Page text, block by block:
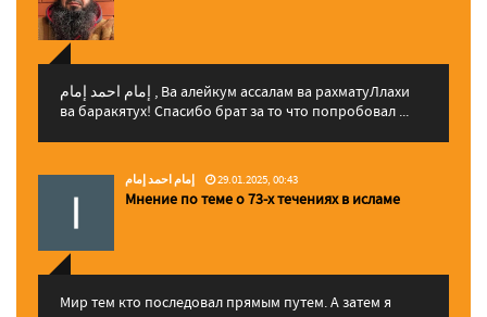
إمام احمد إمام , Ва алейкум ассалам ва рахматуЛлахи
ва баракятух! Спасибо брат за то что попробовал ...
إمام احمد إمام 29.01.2025, 00:43
Мнение по теме о 73-х течениях в исламе
Мир тем кто последовал прямым путем. А затем я